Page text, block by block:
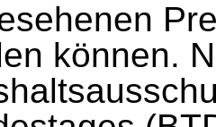
können.